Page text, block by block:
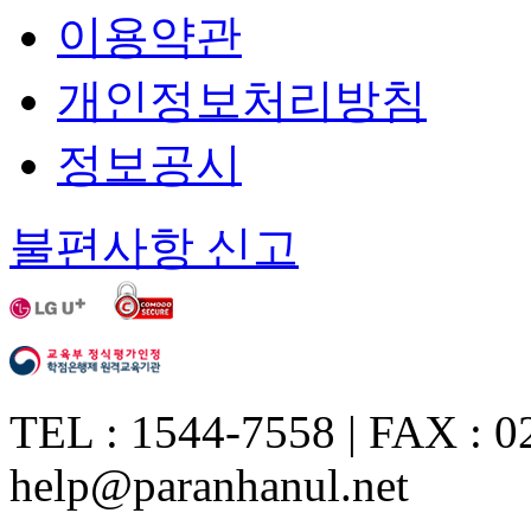
이용약관
개인정보처리방침
정보공시
불편사항 신고
TEL : 1544-7558 | FAX :
help@paranhanul.net